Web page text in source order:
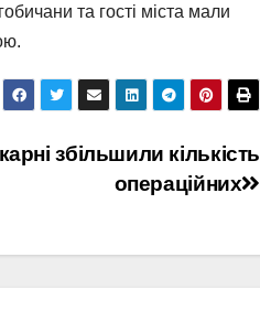
та гості міста мали
збільшили кількість
операційних